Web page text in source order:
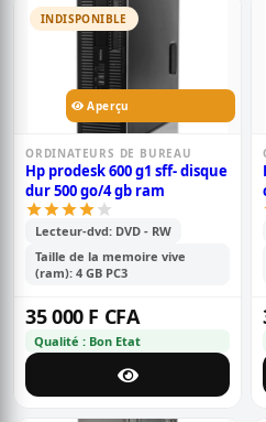
INDISPONIBLE
Aperçu
ORDINATEURS DE BUREAU
Hp prodesk 600 g1 sff- disque
dur 500 go/4 gb ram
Lecteur-dvd: DVD - RW
Taille de la memoire vive
(ram): 4 GB PC3
35 000 F CFA
Qualité : Bon Etat